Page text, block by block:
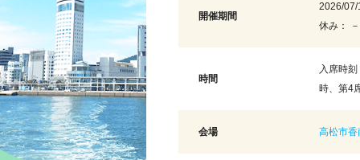
開催期間
2026/07/
休み： －
時間
入席時
時、第4
会場 高松市香